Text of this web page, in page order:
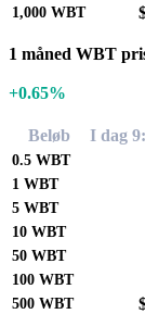
1,000 WBT
1 måned WBT
+0.65%
Beløb I dag
0.5 WBT
1 WBT
5 WBT
10 WBT
50 WBT
100 WBT
500 WBT